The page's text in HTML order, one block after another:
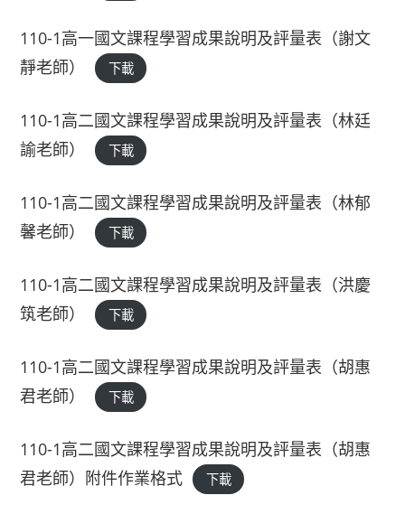
110-1高一國文課程學習成果說明及評量表（謝文
靜老師）
下載
110-1高二國文課程學習成果說明及評量表（林廷
諭老師）
下載
110-1高二國文課程學習成果說明及評量表（林郁
馨老師）
下載
110-1高二國文課程學習成果說明及評量表（洪慶
筑老師）
下載
110-1高二國文課程學習成果說明及評量表（胡惠
君老師）
下載
110-1高二國文課程學習成果說明及評量表（胡惠
君老師）附件作業格式
下載